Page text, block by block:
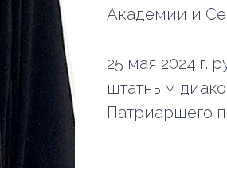
Академии и
25 мая 2024 г.
штатным
Патриаршего